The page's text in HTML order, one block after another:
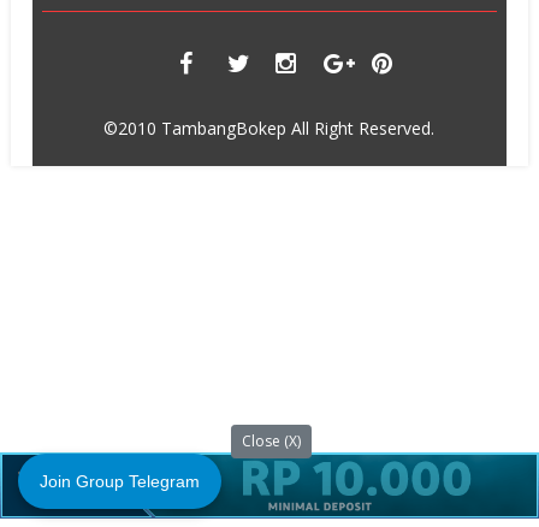
©2010 TambangBokep All Right Reserved.
Close (X)
Join Group Telegram